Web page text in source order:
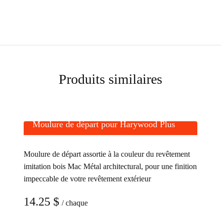
Produits similaires
Moulure de départ pour Harywood Plus
Moulure de départ assortie à la couleur du revêtement
imitation bois Mac Métal architectural, pour une finition
impeccable de votre revêtement extérieur
14.25 $ / chaque